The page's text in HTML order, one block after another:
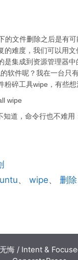
的文件删除之后是有
的难度，我们可以用
是集成到资源管理器
软件呢？我在一台只
粉碎工具wipe，有些想
wipe
道，命令行也不难用
、wipe、删除
悔 / Intent &